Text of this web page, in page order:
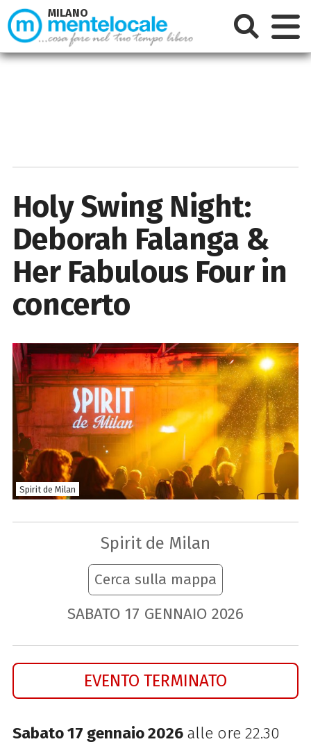
Holy Swing Night:
Deborah Falanga &
Her Fabulous Four in
concerto
Spirit de Milan
Spirit de Milan
Cerca sulla mappa
SABATO 17 GENNAIO 2026
EVENTO TERMINATO
Sabato 17 gennaio 2026 alle ore 22.30
MILANO